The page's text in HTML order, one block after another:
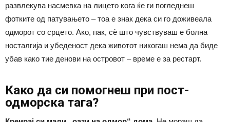
развлекува насмевка на лицето кога ќе ги погледнеш
фотките од патувањето – тоа е знак дека си го доживеала
одморот со срцето. Ако, пак, сè што чувствуваш е болна
носталгија и убеденост дека животот никогаш нема да биде
убав како тие денови на островот – време е за рестарт.
Како да си помогнеш при пост-
одморска тага?